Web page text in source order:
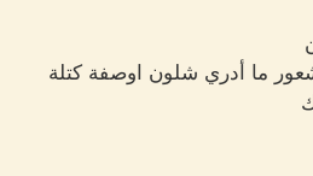
ما أدري شلون اوصفة كتلة